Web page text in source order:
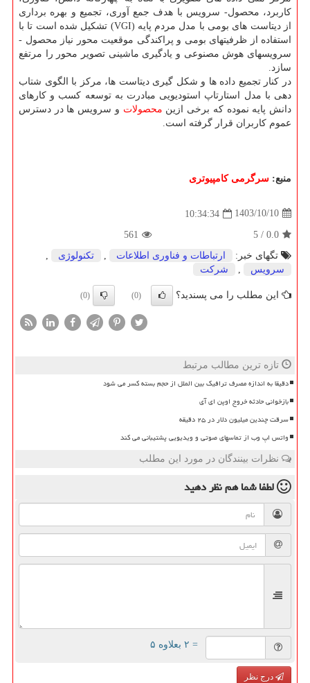
کاربرد، محصول- سرویس با هدف جمع آوری، تجمیع و بهره برداری
از دیتاست های بومی با مدل مردم پایه (VGI) تشکیل شده است تا با
استفاده از ظرفیتهای بومی و پراکندگی موقعیت محور نیاز محصول -
سرویسهای هوش مصنوعی و یادگیری ماشینی تصویر محور را مرتفع
سازد.
در کنار تجمیع داده ها و شکل گیری دیتاست ها، مرکز با الگوی شتاب
دهی با مدل استارتاپ استودیویی مبادرت به توسعه کسب و کارهای
دانش پایه نموده که برخی ازین محصولات و سرویس ها در دسترس
عموم کاربران قرار گرفته است.
منبع: سرگرمی كامپیوتری
1403/10/10
10:34:34
0.0
/
5
561
تگهای خبر:
ارتباطات و فناوری اطلاعات , تكنولوژی
,
سرویس
, شركت
این مطلب را می پسندید؟ (0)
(0)
تازه ترین مطالب مرتبط
دقیقا به اندازه مصرف ترافیک بین الملل از حجم بسته کسر می شود
بازخوانی حادثه خروج اوپن ای آی
سرقت چندین میلیون دلار در ۲۵ دقیقه
واتس اپ وب از تماسهای صوتی و ویدیویی پشتیبانی می کند
نظرات بینندگان در مورد این مطلب
لطفا شما همنظر دهید
= ۲ بعلاوه ۵
درج نظر